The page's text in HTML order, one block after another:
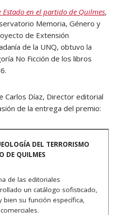
en el partido de Quilmes,
Memoria, Género y
de Extensión
de la UNQ, obtuvo la
No Ficción de los libros
Carlos Díaz, Director editorial
de la entrega del premio:
DEL TERRORISMO
DE QUILMES
de las editoriales
un catálogo sofisticado,
su función específica,